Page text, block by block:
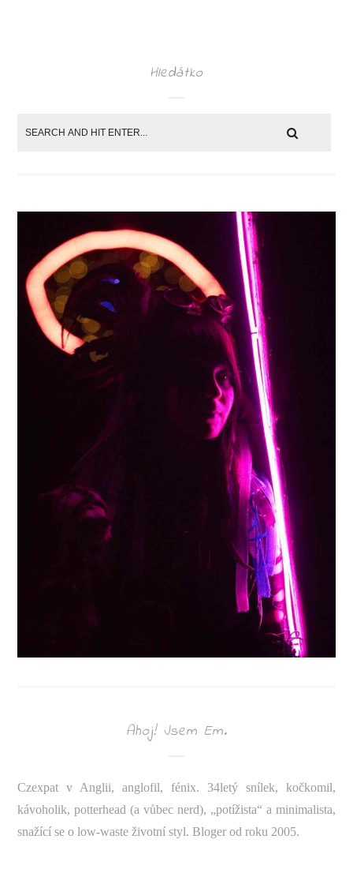
Hledátko
Ahoj! Jsem Em.
Czexpat v Anglii, anglofil, fénix. 34letý snílek, kočkomil,
kávoholik, potterhead (a vůbec nerd), „potížista“ a minimalista,
snažící se o low-waste životní styl. Bloger od roku 2005.